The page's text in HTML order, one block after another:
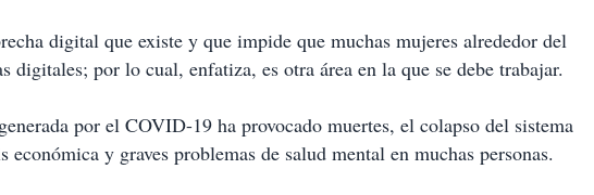
digital que existe y que impide que muchas mujeres alrededor del
digitales; por lo cual, enfatiza, es otra área en la que se debe trabajar.
por el COVID-19 ha provocado muertes, el colapso del sistema
y graves problemas de salud mental en muchas personas.